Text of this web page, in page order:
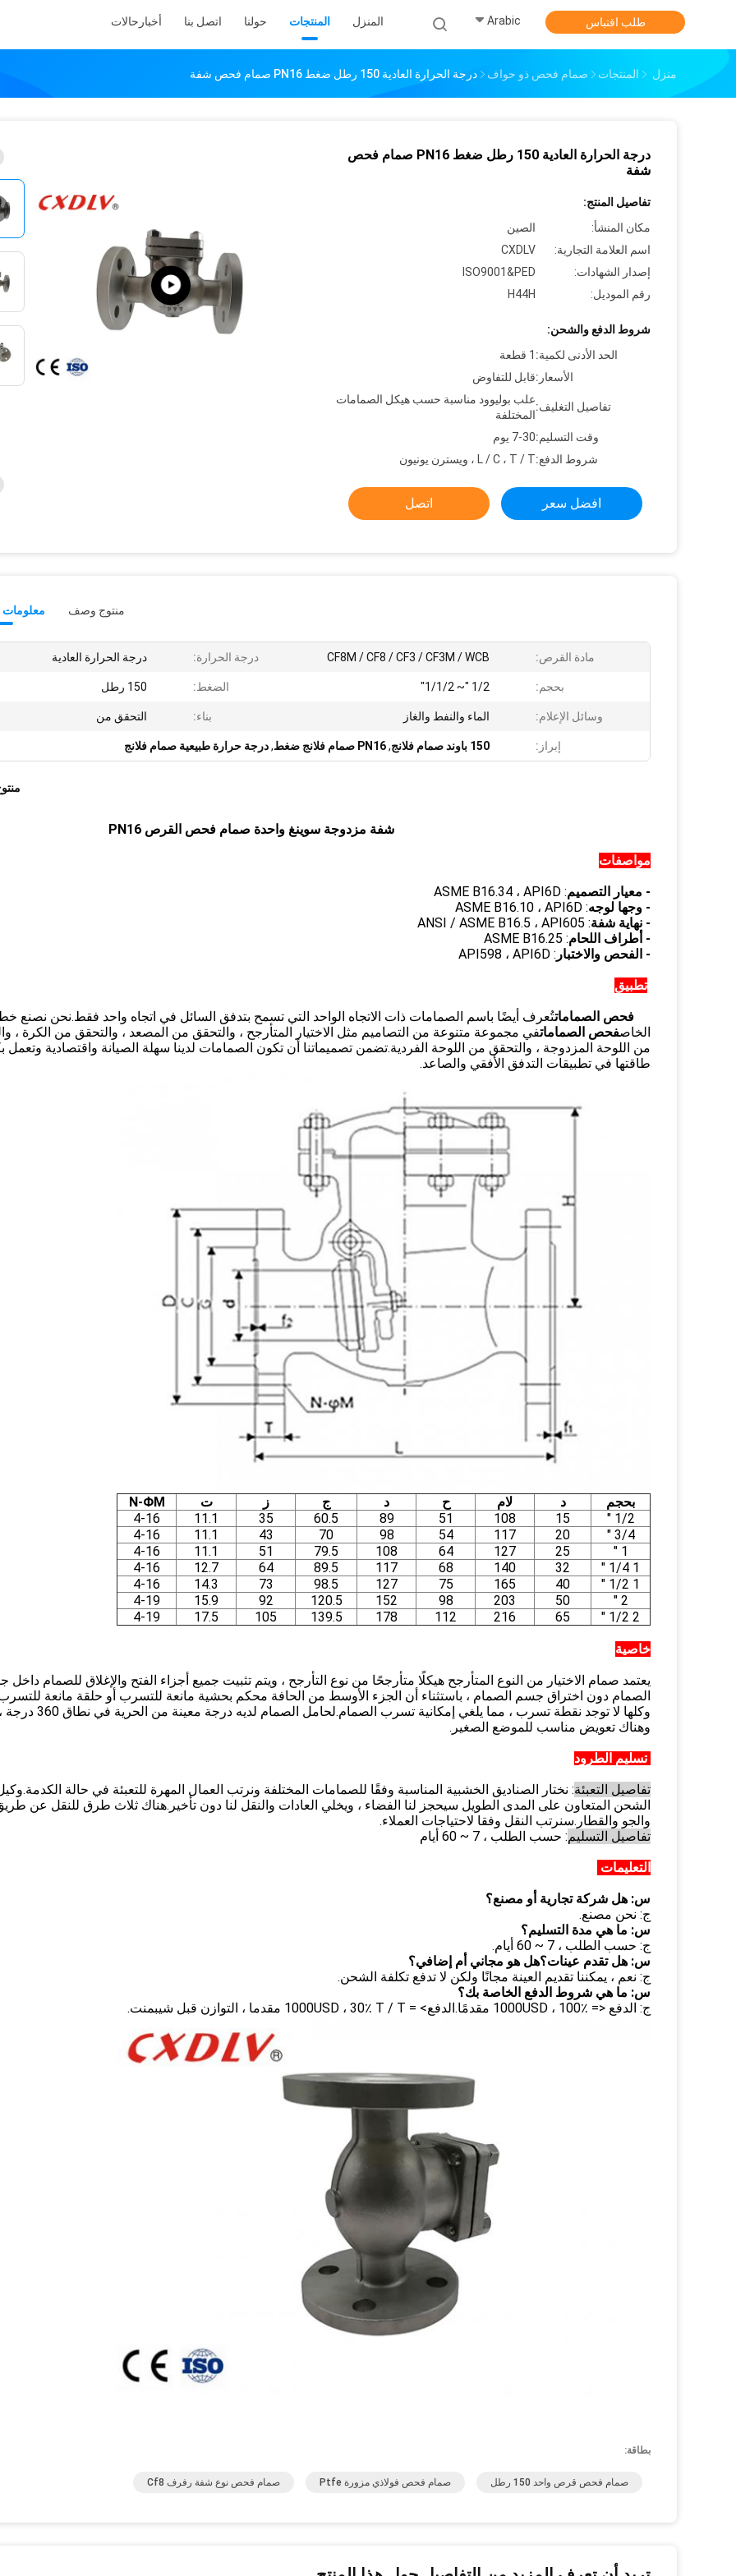
المنزل المنتجات حولنا اتصل بنا أخبار حالات Arabic طلب اقتباس
منزل المنتجات صمام فحص ذو حواف درجة الحرارة العادية 150 رطل ضغط PN16 صمام فحص شفة
درجة الحرارة العادية 150 رطل ضغط PN16 صمام فحص
شفة
تفاصيل المنتج:
مكان المنشأ:
الصين
اسم العلامة التجارية:
CXDLV
إصدار الشهادات:
ISO9001&PED
رقم الموديل:
H44H
شروط الدفع والشحن:
الحد الأدنى لكمية: 1 قطعة
الأسعار:قابل للتفاوض
تفاصيل التغليف:
علب بوليوود مناسبة حسب هيكل الصمامات
المختلفة
وقت التسليم:7-30 يوم
شروط الدفع:L / C ، T / T ، ويسترن يونيون
افضل سعر اتصل
معلومات منتوج وصف
مادة القرص: CF8M / CF8 / CF3 / CF3M / WCB درجة الحرارة: درجة الحرارة العادية
بحجم: 1/2 "~ 1/1/2" الضغط: 150 رطل
وسائل الإعلام: الماء والنفط والغاز بناء: التحقق من
إبراز: 150 باوند صمام فلانج ,PN16 صمام فلانج ضغط ,درجة حرارة طبيعية صمام فلانج
شفة مزدوجة سوينغ واحدة صمام فحص القرص PN16
مواصفات
- معيار التصميم: ASME B16.34 ، API6D
- وجها لوجه: ASME B16.10 ، API6D
- نهاية شفة: ANSI / ASME B16.5 ، API605
- أطراف اللحام: ASME B16.25
- الفحص والاختبار : API598 ، API6D
تطبيق
فحص الصماماتتُعرف أيضًا باسم الصمامات ذات الاتجاه الواحد التي تسمح بتدفق السائل في اتجاه واحد فقط.نحن نصنع
الخاصفحص الصماماتفي مجموعة متنوعة من التصاميم مثل الاختيار المتأرجح ، والتحقق من المصعد ، والتحقق من الكرة ،
من اللوحة المزدوجة ، والتحقق من اللوحة الفردية.تضمن تصميماتنا أن تكون الصمامات لدينا سهلة الصيانة واقتصادية وتعمل
طاقتها في تطبيقات التدفق الأفقي والصاعد.
بحجم د لام ح د ج ز ت
N-ΦM
1/2 "
15
108
51
89
60.5
35
11.1
4-16
3/4 "
20
117
54
98
70
43
11.1
4-16
1 "
25
127
64
108
79.5
51
11.1
4-16
1 1/4 "
32
140
68
117
89.5
64
12.7
4-16
1 1/2 "
40
165
75
127
98.5
73
14.3
4-16
2 "
50
203
98
152
120.5
92
15.9
4-19
2 1/2 "
65
216
112
178
139.5
105
17.5
4-19
خاصية
يعتمد صمام الاختيار من النوع المتأرجح هيكلًا متأرجحًا من نوع التأرجح ، ويتم تثبيت جميع أجزاء الفتح والإغلاق للصمام
الصمام دون اختراق جسم الصمام ، باستثناء أن الجزء الأوسط من الحافة محكم بحشية مانعة للتسرب أو حلقة مانعة
وكلها لا توجد نقطة تسرب ، مما يلغي إمكانية تسرب الصمام.لحامل الصمام لديه درجة معينة من الحرية في نطاق 360 درجة ،
وهناك تعويض مناسب للموضع الصغير.
تسليم الطرود
تفاصيل التعبئة: نختار الصناديق الخشبية المناسبة وفقًا للصمامات المختلفة ونرتب العمال المهرة للتعبئة في حالة
الشحن المتعاون على المدى الطويل سيحجز لنا الفضاء ، ويخلي العادات والنقل لنا دون تأخير.هناك ثلاث طرق للنقل عن
والجو والقطار.سنرتب النقل وفقا لاحتياجات العملاء.
تفاصيل التسليم: حسب الطلب ، 7 ~ 60 أيام
التعليمات
س: هل شركة تجارية أو مصنع؟
ج: نحن مصنع.
س: ما هي مدة التسليم؟
ج: حسب الطلب ، 7 ~ 60 أيام.
س: هل تقدم عينات؟هل هو مجاني أم إضافي؟
ج: نعم ، يمكننا تقديم العينة مجانًا ولكن لا تدفع تكلفة الشحن.
س: ما هي شروط الدفع الخاصة بك؟
ج: الدفع <= 1000USD ، 100٪ مقدمًا.الدفع> = 1000USD ، 30٪ T / T مقدما ، التوازن قبل شيبمنت.
بطاقة:
صمام فحص قرص واحد 150 رطل صمام فحص فولاذي مزورة Ptfe صمام فحص نوع شفة رفرف Cf8